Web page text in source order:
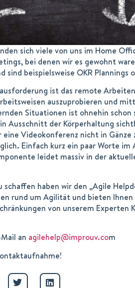
sich viele von uns im Home
bei denen wir es gewohnt
sind beispielsweise OKR Plannings
ist das remote
auszuprobieren und
Situationen ist ohnehin
Ausschnitt der Körperhaltung
Videokonferenz nicht in
Einfach kurz ein paar Worte
leidet massiv in der
haben wir den „Agile
rund um Agilität und bieten
von unserem
an agilehelp@improuv.com